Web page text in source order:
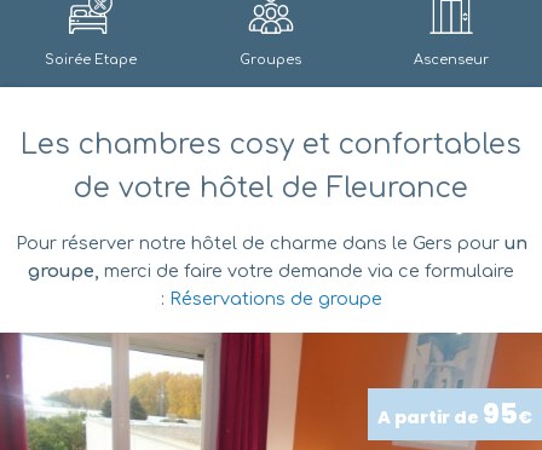
Soirée Etape Groupes Ascenseur
Les chambres cosy et confortables
de votre hôtel de Fleurance
Pour réserver notre hôtel de charme dans le Gers pour un
groupe, merci de faire votre demande via ce formulaire
: Réservations de groupe
A partir de 95€